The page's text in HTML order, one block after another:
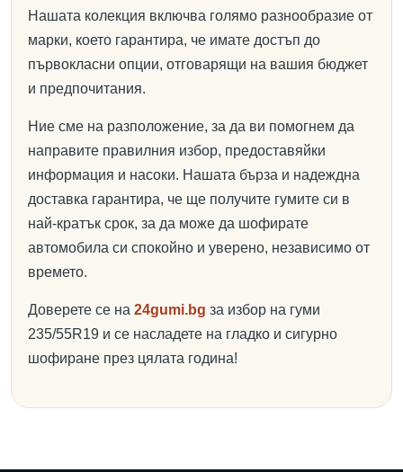
Нашата колекция включва голямо разнообразие от
марки, което гарантира, че имате достъп до
първокласни опции, отговарящи на вашия бюджет
и предпочитания.
Ние сме на разположение, за да ви помогнем да
направите правилния избор, предоставяйки
информация и насоки. Нашата бърза и надеждна
доставка гарантира, че ще получите гумите си в
най-кратък срок, за да може да шофирате
автомобила си спокойно и уверено, независимо от
времето.
Доверете се на 24gumi.bg за избор на гуми
235/55R19 и се насладете на гладко и сигурно
шофиране през цялата година!